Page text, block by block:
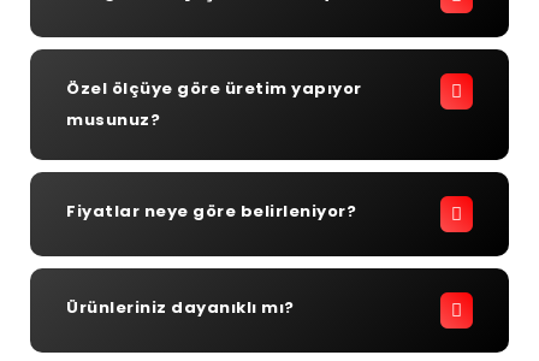
Özel ölçüye göre üretim yapıyor
musunuz?
Fiyatlar neye göre belirleniyor?
Ürünleriniz dayanıklı mı?